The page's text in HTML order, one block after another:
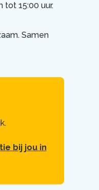
tot 15:00 uur.
Samen
bij jou in